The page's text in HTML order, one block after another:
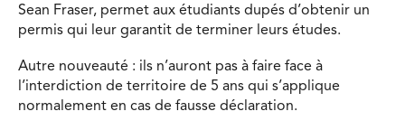
Sean Fraser, permet aux étudiants dupés d’obtenir un
permis qui leur garantit de terminer leurs études.
Autre nouveauté : ils n’auront pas à faire face à
l’interdiction de territoire de 5 ans qui s’applique
normalement en cas de fausse déclaration.